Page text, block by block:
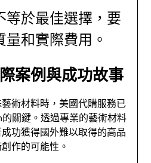
等於最佳選擇，要
和實際費用。
案例與成功故事
術材料時，美國代購服務已
關鍵。透過專業的藝術材料
功獲得國外難以取得的高品
作的可能性。